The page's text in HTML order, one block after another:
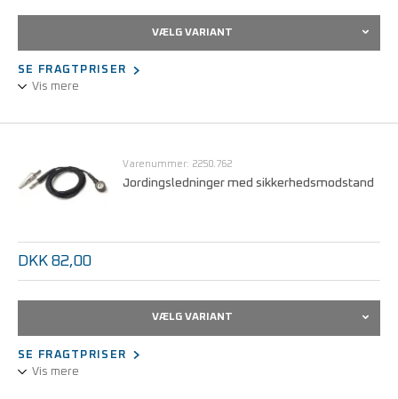
VÆLG VARIANT
SE FRAGTPRISER
Vis mere
Anti-allergifremkaldende
Varenummer: 2250.762
Jordingsledninger med sikkerhedsmodstand
DKK 82,00
VÆLG VARIANT
SE FRAGTPRISER
Vis mere